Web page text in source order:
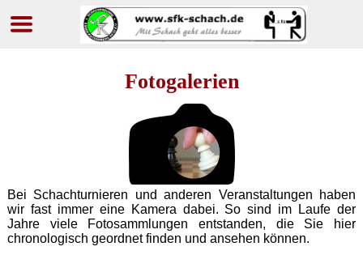
Fotogalerien
Bei Schachturnieren und anderen Veranstaltungen haben
wir fast immer eine Kamera dabei. So sind im Laufe der
Jahre viele Fotosammlungen entstanden, die Sie hier
chronologisch geordnet finden und ansehen können.